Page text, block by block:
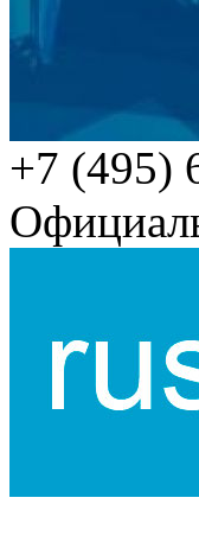
+7 (495)